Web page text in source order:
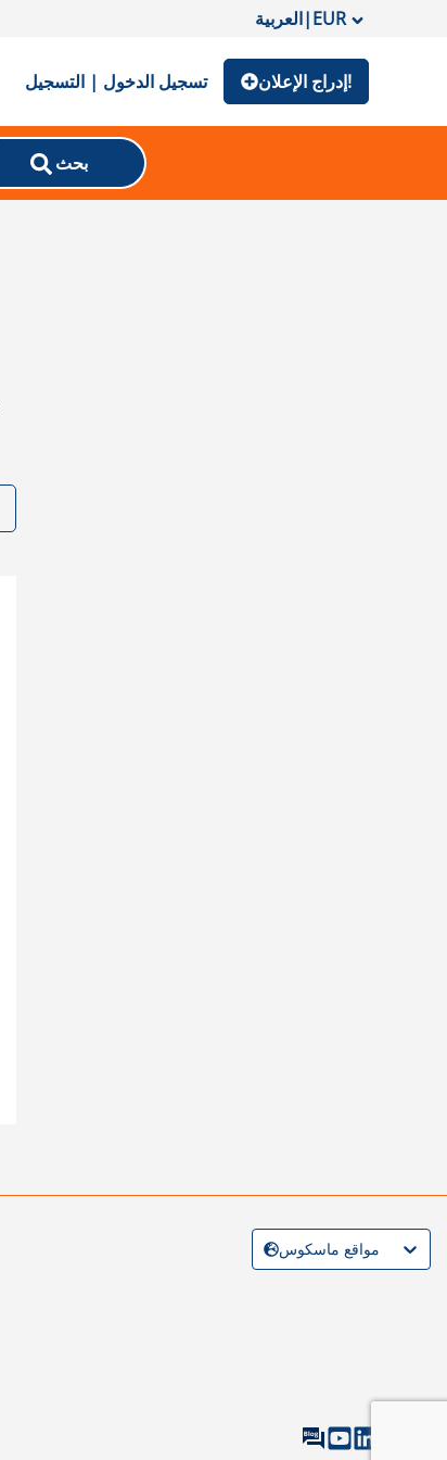
العربية|EUR
تسجيل الدخول | التسجيل إدراج الإعلان!
بحث
مواقع ماسكوس